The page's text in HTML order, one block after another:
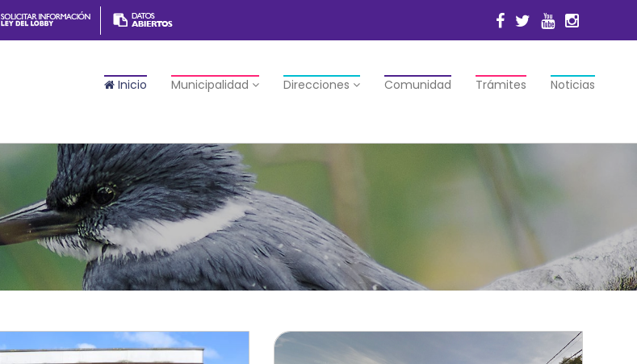
Inicio Municipalidad Direcciones Comunidad Trámites Noticias